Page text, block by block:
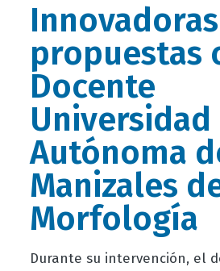
Innovadoras
propuestas
Docente
Universidad
Autónoma
Manizales
Morfología
Durante su intervención, el d